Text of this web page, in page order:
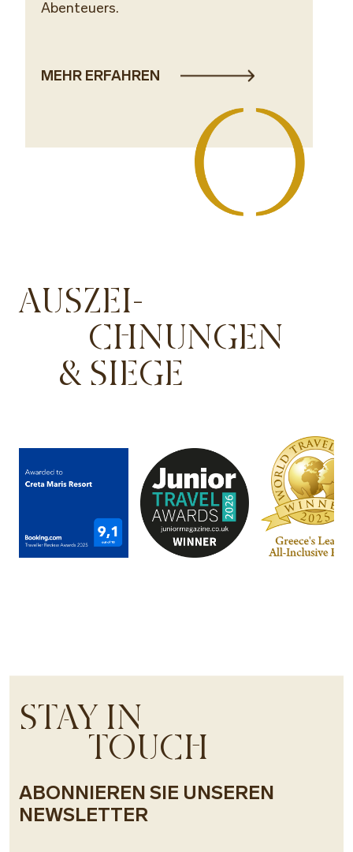
Abenteuers.
MEHR ERFAHREN
AUSZEI-
CHNUNGEN
& SIEGE
STAY IN
TOUCH
ABONNIEREN SIE UNSEREN
NEWSLETTER